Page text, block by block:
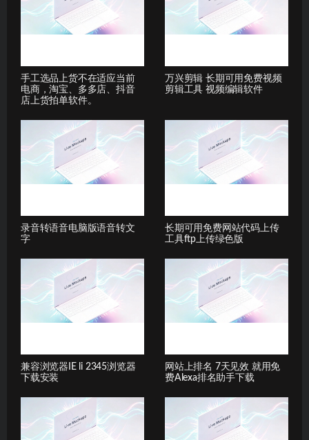
手工选品上货不在适应当前
电商，淘宝、多多店、抖音
店上货拍单软件。
万兴剪辑 长期可用免费视频
剪辑工具 视频编辑软件
录音转语音电脑版语音转文
字
长期可用免费网站代码上传
工具ftp上传绿色版
兼容浏览器IE li 2345浏览器
下载安装
网站上排名 7天见效 就用免
费Alexa排名助手下载